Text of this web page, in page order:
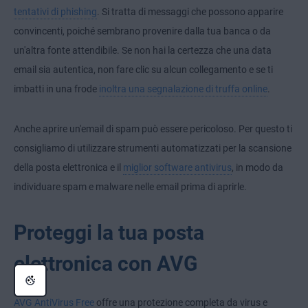
tentativi di phishing. Si tratta di messaggi che possono apparire
convincenti, poiché sembrano provenire dalla tua banca o da
un'altra fonte attendibile. Se non hai la certezza che una data
email sia autentica, non fare clic su alcun collegamento e se ti
imbatti in una frode inoltra una segnalazione di truffa online.
Anche aprire un'email di spam può essere pericoloso. Per questo ti
consigliamo di utilizzare strumenti automatizzati per la scansione
della posta elettronica e il miglior software antivirus, in modo da
individuare spam e malware nelle email prima di aprirle.
Proteggi la tua posta
elettronica con AVG
AVG AntiVirus Free offre una protezione completa da virus e